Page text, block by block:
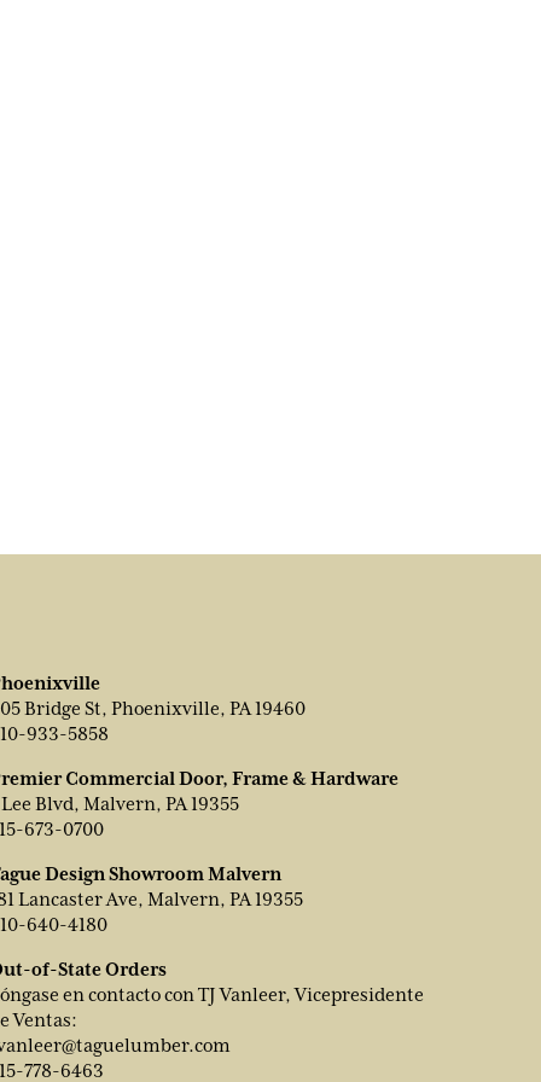
Bridge St, Phoenixville, PA 19460
933-5858
Commercial Door, Frame & Hardware
Lee Blvd, Malvern, PA 19355
673-0700
Design Showroom Malvern
Lancaster Ave, Malvern, PA 19355
640-4180
of-State Orders
en contacto con TJ Vanleer, Vicepresidente
Ventas:
778-6463